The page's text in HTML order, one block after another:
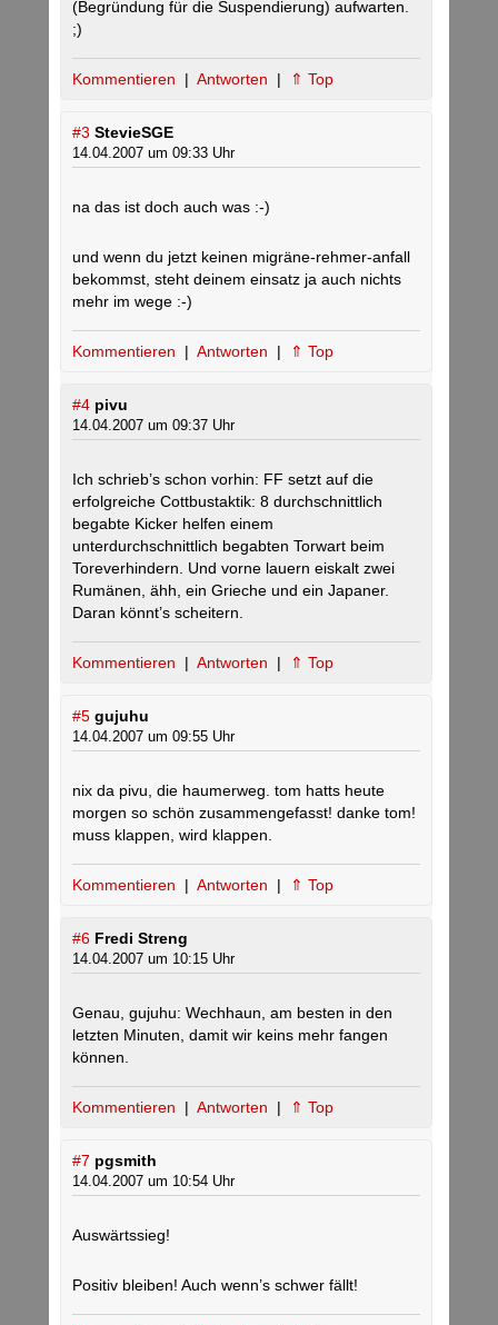
(Begründung für die Suspendierung) aufwarten.
;)
Kommentieren | Antworten | ⇑ Top
#3 StevieSGE
14.04.2007 um 09:33 Uhr
na das ist doch auch was :-)
und wenn du jetzt keinen migräne-rehmer-anfall
bekommst, steht deinem einsatz ja auch nichts
mehr im wege :-)
Kommentieren | Antworten | ⇑ Top
#4 pivu
14.04.2007 um 09:37 Uhr
Ich schrieb’s schon vorhin: FF setzt auf die
erfolgreiche Cottbustaktik: 8 durchschnittlich
begabte Kicker helfen einem
unterdurchschnittlich begabten Torwart beim
Toreverhindern. Und vorne lauern eiskalt zwei
Rumänen, ähh, ein Grieche und ein Japaner.
Daran könnt’s scheitern.
Kommentieren | Antworten | ⇑ Top
#5 gujuhu
14.04.2007 um 09:55 Uhr
nix da pivu, die haumerweg. tom hatts heute
morgen so schön zusammengefasst! danke tom!
muss klappen, wird klappen.
Kommentieren | Antworten | ⇑ Top
#6 Fredi Streng
14.04.2007 um 10:15 Uhr
Genau, gujuhu: Wechhaun, am besten in den
letzten Minuten, damit wir keins mehr fangen
können.
Kommentieren | Antworten | ⇑ Top
#7 pgsmith
14.04.2007 um 10:54 Uhr
Auswärtssieg!
Positiv bleiben! Auch wenn’s schwer fällt!